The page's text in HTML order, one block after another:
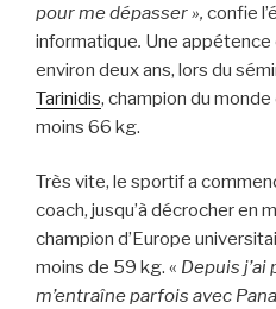
pour me dépasser », confie
informatique. Une appétence
environ deux ans, lors du
Tarinidis, champion du
moins 66 kg.
Très vite, le sportif a
coach, jusqu’à décrocher en
champion d’Europe
moins de 59 kg. « Depuis j’ai
m’entraîne parfois avec